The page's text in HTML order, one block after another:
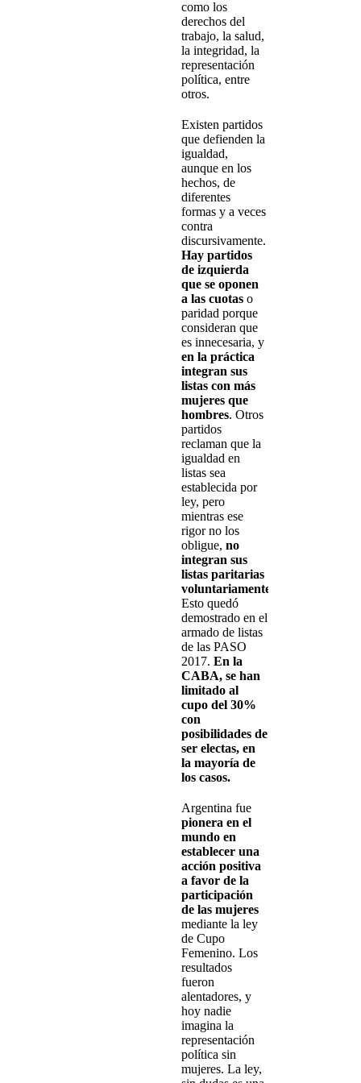
como los
derechos del
trabajo, la salud,
la integridad, la
representación
política, entre
otros.
Existen partidos
que defienden la
igualdad,
aunque en los
hechos, de
diferentes
formas y a veces
contra
discursivamente.
Hay partidos
de izquierda
que se oponen
a las cuotas o
paridad porque
consideran que
es innecesaria, y
en la práctica
integran sus
listas con más
mujeres que
hombres. Otros
partidos
reclaman que la
igualdad en
listas sea
establecida por
ley, pero
mientras ese
rigor no los
obligue,no
integran sus
listas paritarias
voluntariamente
Esto quedó
demostrado en el
armado de listas
de las PASO
2017.En la
CABA, se han
limitado al
cupo del 30%
con
posibilidades de
ser electas, en
la mayoría de
los casos.
Argentina fue
pionera en el
mundo en
establecer una
acción positiva
a favor de la
participación
de las mujeres
mediante la ley
de Cupo
Femenino. Los
resultados
fueron
alentadores, y
hoy nadie
imagina la
representación
política sin
mujeres. La ley,